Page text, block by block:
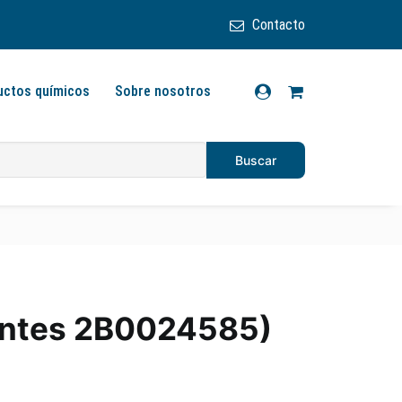
Contacto
químicos Sobre nosotros
2B0024585)